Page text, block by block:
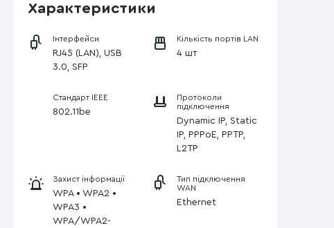
Характеристики
Інтерфейси
RJ45 (LAN), USB
3.0, SFP
Кількість портів LAN
4 шт
Стандарт IEEE
802.11be
Протоколи
підключення
Dynamic IP, Static
IP, PPPoE, PPTP,
L2TP
Захист інформації
WPA • WPA2 •
WPA3 •
WPA/WPA2-
Тип підключення
WAN
Ethernet